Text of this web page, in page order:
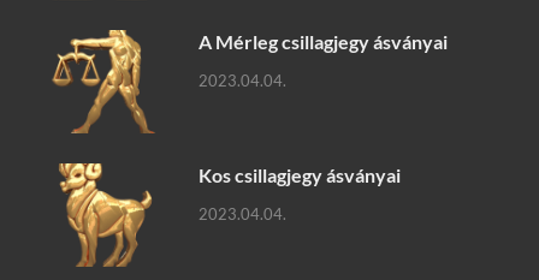
A Mérleg csillagjegy ásványai
2023.04.04.
Kos csillagjegy ásványai
2023.04.04.